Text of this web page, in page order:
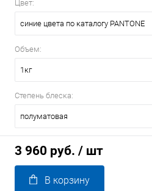
Цвет:
синие цвета по каталогу PANTONE
Объем:
1кг
Степень блеска:
полуматовая
3 960 руб. / шт
В корзину